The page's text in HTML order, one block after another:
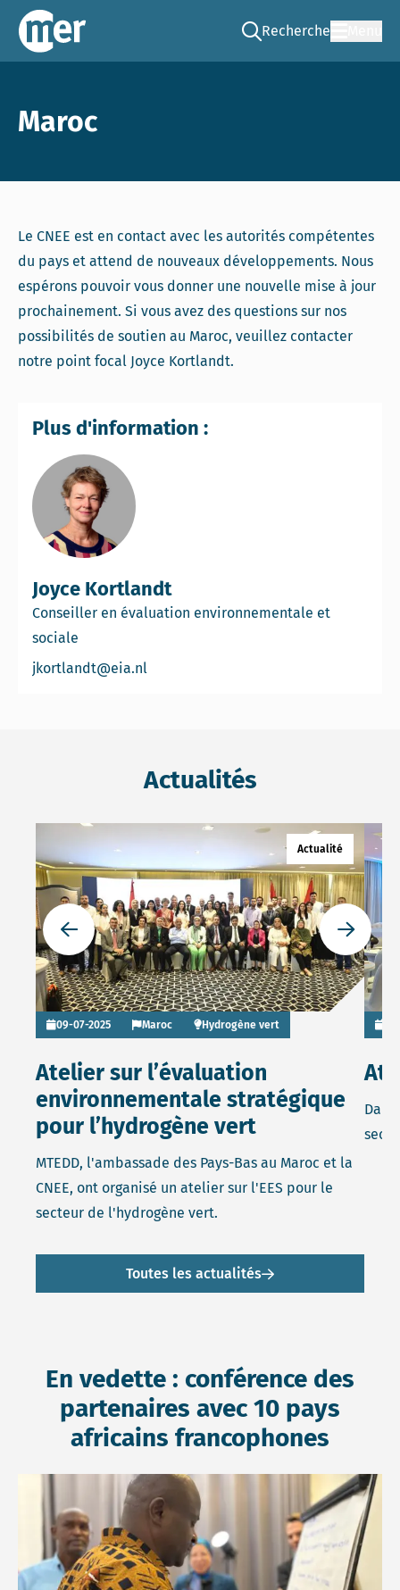
CNEE – FR
Recherche
Go to the search page
Maroc
Le CNEE est en contact avec les autorités compétentes
du pays et attend de nouveaux développements. Nous
espérons pouvoir vous donner une nouvelle mise à jour
prochainement. Si vous avez des questions sur nos
possibilités de soutien au Maroc, veuillez contacter
notre point focal Joyce Kortlandt.
Joyce Kortlandt
Conseiller en évaluation environnementale et
sociale
jkortlandt@eia.nl
Plus d'information :
Actualités
Atelier sur l’évaluation
environnementale stratégique
pour l’hydrogène vert
MTEDD, l'ambassade des Pays-Bas au Maroc et la
CNEE, ont organisé un atelier sur l'EES pour le
secteur de l'hydrogène vert.
09-07-2025 Maroc Hydrogène vert
Actualité
Read more about Atelier sur l’évaluation
Go to
Go to previous slide
Toutes les actualités
En vedette : conférence des
partenaires avec 10 pays
africains francophones
Read more about Partage entre dix pays d’Afrique